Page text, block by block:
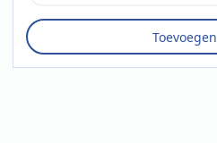
ketchup
tdt
500ml.
Toevoegen